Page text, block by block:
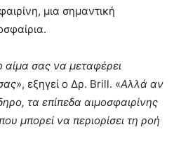
μια σημαντική
αίμα σας να μεταφέρει
», εξηγεί ο Δρ. Brill. «Αλλά αν
τα επίπεδα αιμοσφαιρίνης
μπορεί να περιορίσει τη ροή